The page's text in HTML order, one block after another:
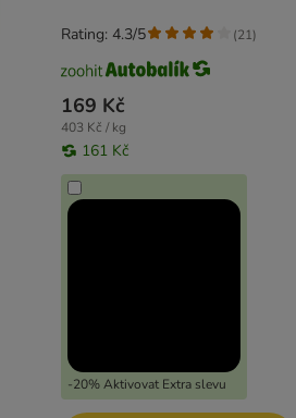
169 Kč
403 Kč / kg
161 Kč
-20% Aktivovat Extra slevu
Rating: 4.3/5 (21)